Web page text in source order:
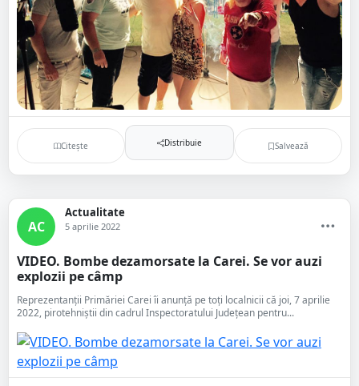
Citește Distribuie Salvează
AC
Actualitate
5 aprilie 2022
VIDEO. Bombe dezamorsate la Carei. Se vor auzi
explozii pe câmp
Reprezentanții Primăriei Carei îi anunță pe toți localnicii că joi, 7 aprilie
2022, pirotehniștii din cadrul Inspectoratului Județean pentru...